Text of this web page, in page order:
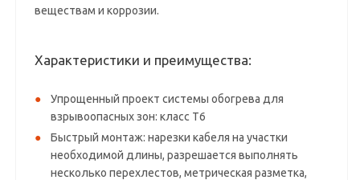
веществам и коррозии.
Характеристики и преимущества:
Упрощенный проект системы обогрева для
взрывоопасных зон: класс T6
Быстрый монтаж: нарезки кабеля на участки
необходимой длины, разрешается выполнять
несколько перехлестов, метрическая разметка,